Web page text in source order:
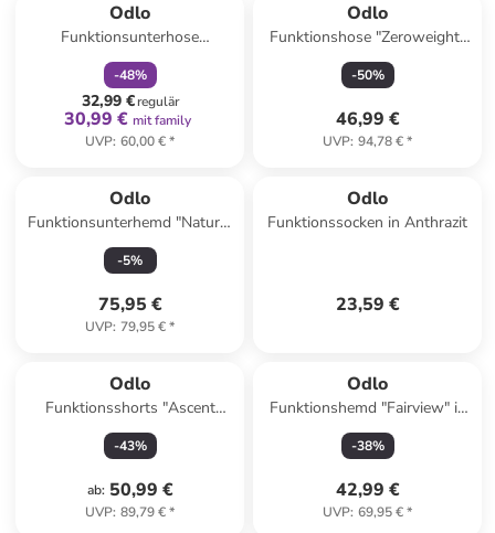
Odlo
Funktionsunterhose
"Fundamentals Performance"
in Schwarz/ Anthrazit
-48%
32,99 €regulär
30,99 € mit family
UVP: 60,00 €*
Odlo
Funktionshose "Zeroweight"
in Schwarz
-50%
46,99 €
UVP: 94,78 €*
Odlo
Funktionsunterhemd "Natural
Performance" in Grau/
Schwarz
-5%
75,95 €
UVP: 79,95 €*
Odlo
Funktionssocken in Anthrazit
23,59 €
Odlo
Funktionsshorts "Ascent
Light" in Khaki
-43%
ab: 50,99 €
UVP: 89,79 €*
Odlo
Funktionshemd "Fairview" in
Grün/ Weiss
-38%
42,99 €
UVP: 69,95 €*